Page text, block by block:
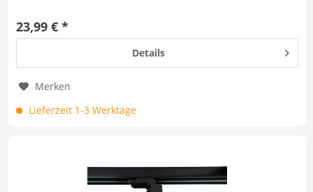
23,99 € *
Details
Merken
Lieferzeit 1-3 Werktage